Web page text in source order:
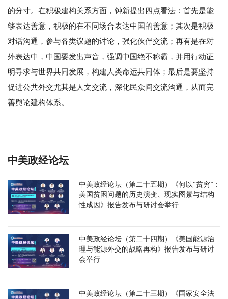
的分寸。在积极建构关系方面，钟新提出四点看法：首先是能
够表达善意，积极的在不同场合表达中国的善意；其次是积极
对话沟通，参与各类议题的讨论，强化伙伴交流；再有是在对
外表达中，中国要发出声音，强调中国绝不称霸，并用行动证
明寻求与世界共同发展，构建人类命运共同体；最后是要坚持
促进公共外交尤其是人文交流，深化民众间交流沟通，从而完
善舆论建构体系。
中美政经论坛
中美政经论坛（第二十五期）《何以“贫穷”：
美国贫困问题的历史演变、现实图景与结构
性成因》报告发布与研讨会举行
中美政经论坛（第二十四期）《美国能源治
理与能源外交的战略再构》报告发布与研讨
会举行
中美政经论坛（第二十三期）《国家安全法